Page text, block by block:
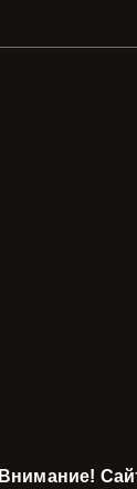
Внимание!